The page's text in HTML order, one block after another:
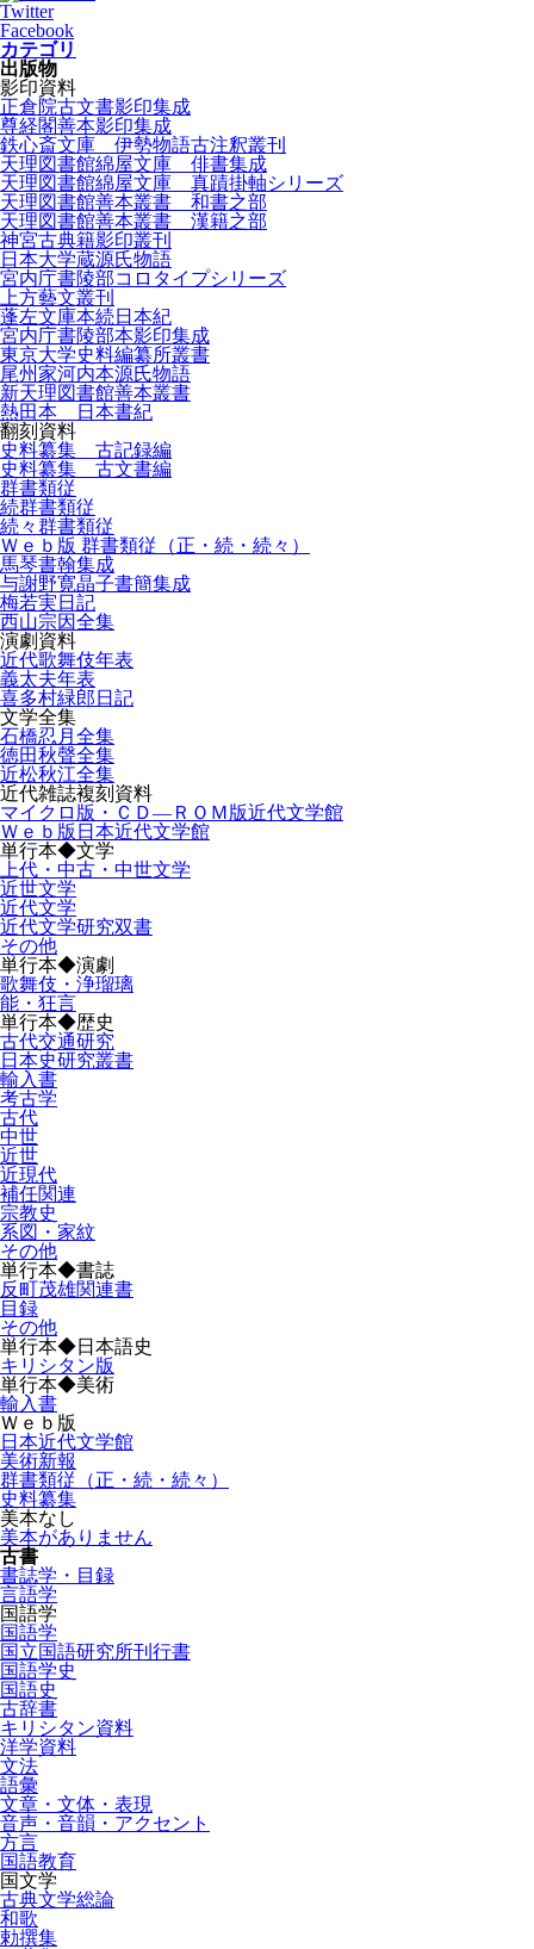
Twitter
Facebook
カテゴリ
出版物
影印資料
正倉院古文書影印集成
尊経閣善本影印集成
鉄心斎文庫 伊勢物語古注釈叢刊
天理図書館綿屋文庫 俳書集成
天理図書館綿屋文庫 真蹟掛軸シリーズ
天理図書館善本叢書 和書之部
天理図書館善本叢書 漢籍之部
神宮古典籍影印叢刊
日本大学蔵源氏物語
宮内庁書陵部コロタイプシリーズ
上方藝文叢刊
蓬左文庫本続日本紀
宮内庁書陵部本影印集成
東京大学史料編纂所叢書
尾州家河内本源氏物語
新天理図書館善本叢書
熱田本 日本書紀
翻刻資料
史料纂集 古記録編
史料纂集 古文書編
群書類従
続群書類従
続々群書類従
Ｗｅｂ版 群書類従（正・続・続々）
馬琴書翰集成
与謝野寛晶子書簡集成
梅若実日記
西山宗因全集
演劇資料
近代歌舞伎年表
義太夫年表
喜多村緑郎日記
文学全集
石橋忍月全集
徳田秋聲全集
近松秋江全集
近代雑誌複刻資料
マイクロ版・ＣＤ―ＲＯＭ版近代文学館
Ｗｅｂ版日本近代文学館
単行本◆文学
上代・中古・中世文学
近世文学
近代文学
近代文学研究双書
その他
単行本◆演劇
歌舞伎・浄瑠璃
能・狂言
単行本◆歴史
古代交通研究
日本史研究叢書
輸入書
考古学
古代
中世
近世
近現代
補任関連
宗教史
系図・家紋
その他
単行本◆書誌
反町茂雄関連書
目録
その他
単行本◆日本語史
キリシタン版
単行本◆美術
輸入書
Ｗｅｂ版
日本近代文学館
美術新報
群書類従（正・続・続々）
史料纂集
美本なし
美本がありません
古書
書誌学・目録
言語学
国語学
国語学
国立国語研究所刊行書
国語学史
国語史
古辞書
キリシタン資料
洋学資料
文法
語彙
文章・文体・表現
音声・音韻・アクセント
方言
国語教育
国文学
古典文学総論
和歌
勅撰集